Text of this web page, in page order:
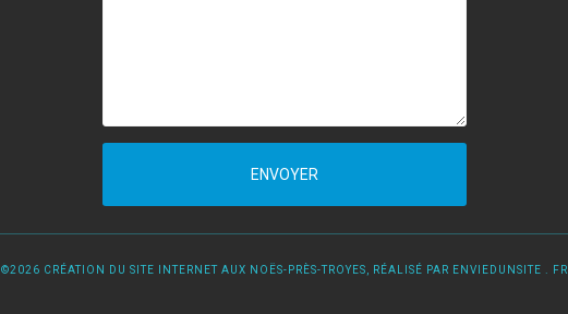
ENVOYER
©2026 CRÉATION DU SITE INTERNET AUX NOËS-PRÈS-TROYES, RÉALISÉ PAR ENVIEDUNSITE . FR